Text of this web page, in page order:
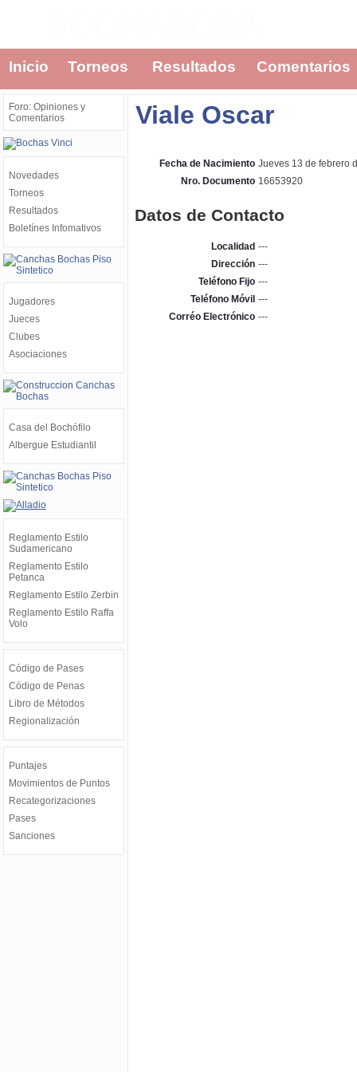
Inicio Torneos Resultados Comentarios
Foro: Opiniones y
Comentarios
Novedades
Torneos
Resultados
Boletínes Infomativos
Jugadores
Jueces
Clubes
Asociaciones
Casa del Bochófilo
Albergue Estudiantil
Reglamento Estilo
Sudamericano
Reglamento Estilo
Petanca
Reglamento Estilo Zerbin
Reglamento Estilo Raffa
Volo
Código de Pases
Código de Penas
Libro de Métodos
Regionalización
Puntajes
Movimientos de Puntos
Recategorizaciones
Pases
Sanciones
Viale Oscar
Fecha de Nacimiento Jueves 13 de febrero
Nro. Documento 16653920
Datos de Contacto
Localidad ---
Dirección ---
Teléfono Fijo ---
Teléfono Móvil ---
Corréo Electrónico ---